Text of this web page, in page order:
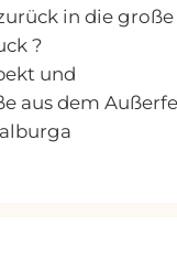
in die
?
und
aus dem